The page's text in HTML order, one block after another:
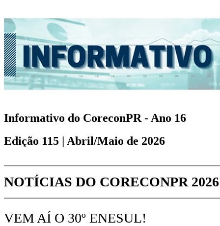
Informativo do CoreconPR - Ano 16
Edição 115 | Abril/Maio de 2026
NOTÍCIAS DO CORECONPR 2026
VEM AÍ O 30º ENESUL!